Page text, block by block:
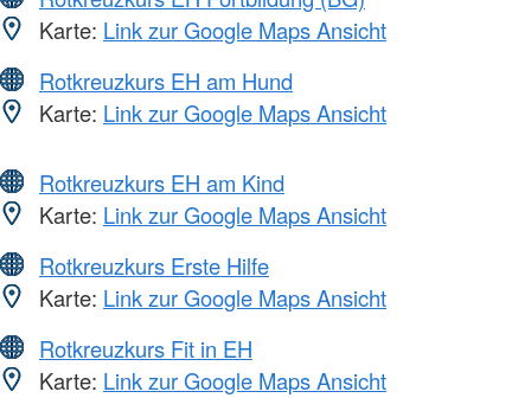
Karte: Link zur Google Maps Ansicht
Rotkreuzkurs EH am Hund
Karte: Link zur Google Maps Ansicht
Rotkreuzkurs EH am Kind
Karte: Link zur Google Maps Ansicht
Rotkreuzkurs Erste Hilfe
Karte: Link zur Google Maps Ansicht
Rotkreuzkurs Fit in EH
Karte: Link zur Google Maps Ansicht